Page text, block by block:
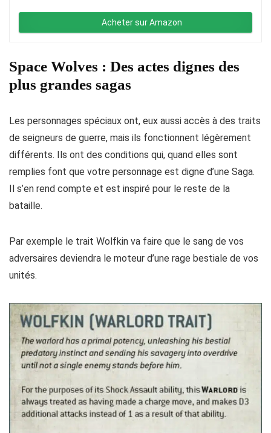
Acheter sur Amazon
Space Wolves : Des actes dignes des
plus grandes sagas
Les personnages spéciaux ont, eux aussi accès à des traits
de seigneurs de guerre, mais ils fonctionnent légèrement
différents. Ils ont des conditions qui, quand elles sont
remplies font que votre personnage est digne d’une Saga.
Il s’en rend compte et est inspiré pour le reste de la
bataille.
Par exemple le trait Wolfkin va faire que le sang de vos
adversaires deviendra le moteur d’une rage bestiale de vos
unités.